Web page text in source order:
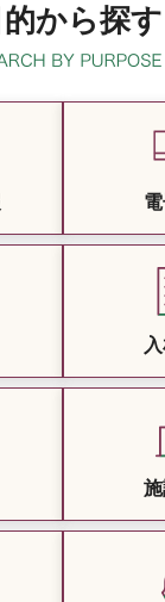
的から探す